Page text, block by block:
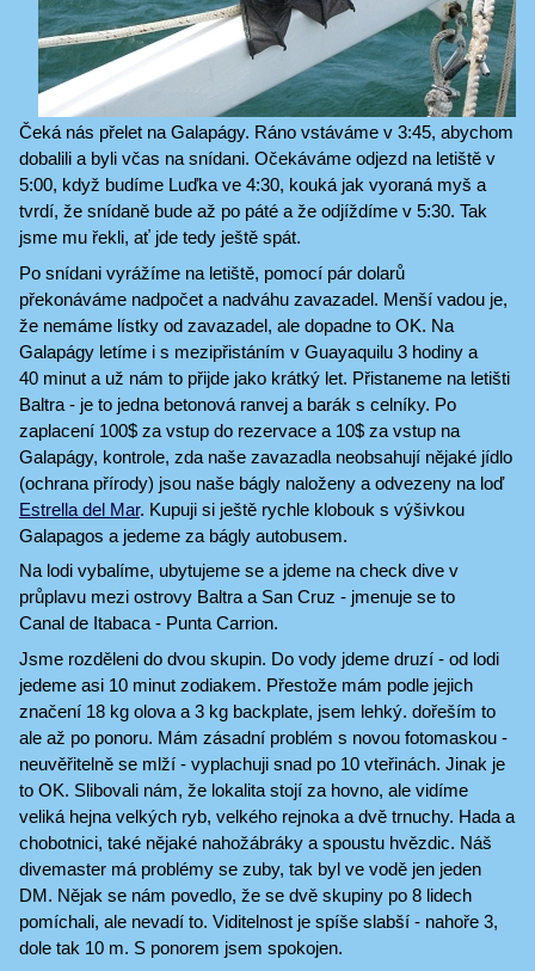
Čeká nás přelet na Galapágy. Ráno vstáváme v 3:45, abychom
dobalili a byli včas na snídani. Očekáváme odjezd na letiště v
5:00, když budíme Luďka ve 4:30, kouká jak vyoraná myš a
tvrdí, že snídaně bude až po páté a že odjíždíme v 5:30. Tak
jsme mu řekli, ať jde tedy ještě spát.
Po snídani vyrážíme na letiště, pomocí pár dolarů
překonáváme nadpočet a nadváhu zavazadel. Menší vadou je,
že nemáme lístky od zavazadel, ale dopadne to OK. Na
Galapágy letíme i s mezipřistáním v Guayaquilu 3 hodiny a
40 minut a už nám to přijde jako krátký let. Přistaneme na letišti
Baltra - je to jedna betonová ranvej a barák s celníky. Po
zaplacení 100$ za vstup do rezervace a 10$ za vstup na
Galapágy, kontrole, zda naše zavazadla neobsahují nějaké jídlo
(ochrana přírody) jsou naše bágly naloženy a odvezeny na loď
Estrella del Mar. Kupuji si ještě rychle klobouk s výšivkou
Galapagos a jedeme za bágly autobusem.
Na lodi vybalíme, ubytujeme se a jdeme na check dive v
průplavu mezi ostrovy Baltra a San Cruz - jmenuje se to
Canal de Itabaca - Punta Carrion.
Jsme rozděleni do dvou skupin. Do vody jdeme druzí - od lodi
jedeme asi 10 minut zodiakem. Přestože mám podle jejich
značení 18 kg olova a 3 kg backplate, jsem lehký. dořeším to
ale až po ponoru. Mám zásadní problém s novou fotomaskou -
neuvěřitelně se mlží - vyplachuji snad po 10 vteřinách. Jinak je
to OK. Slibovali nám, že lokalita stojí za hovno, ale vidíme
veliká hejna velkých ryb, velkého rejnoka a dvě trnuchy. Hada a
chobotnici, také nějaké nahožábráky a spoustu hvězdic. Náš
divemaster má problémy se zuby, tak byl ve vodě jen jeden
DM. Nějak se nám povedlo, že se dvě skupiny po 8 lidech
pomíchali, ale nevadí to. Viditelnost je spíše slabší - nahoře 3,
dole tak 10 m. S ponorem jsem spokojen.